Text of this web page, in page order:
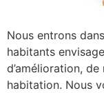
Nous entrons
habitants
d’amélioration,
habitation. Nous